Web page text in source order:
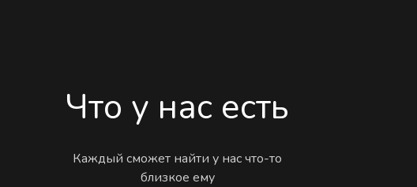
Что у нас есть
Каждый сможет найти у нас что-то
близкое ему